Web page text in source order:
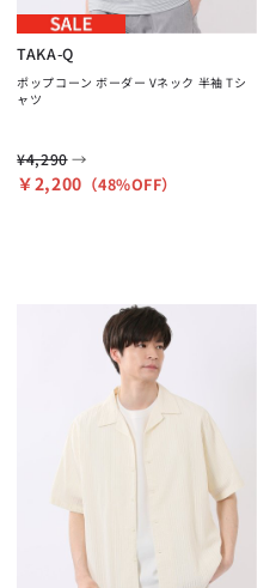
TAKA-Q
ポップコーン ボーダー Vネック 半袖 Tシ
ャツ
¥4,290 →
￥2,200 （48%OFF）